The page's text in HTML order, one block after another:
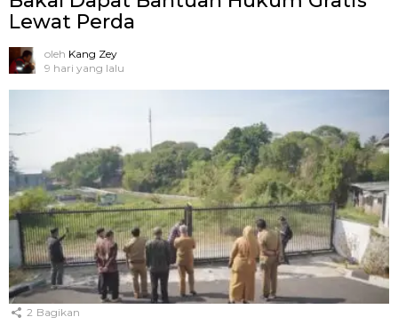
Lewat Perda
oleh Kang Zey
9 hari yang lalu
2 Bagikan